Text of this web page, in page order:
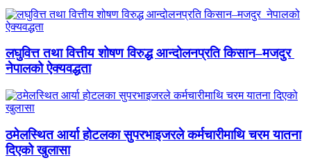
लघुवित्त तथा वित्तीय शोषण विरुद्ध आन्दोलनप्रति किसान–मजदुर
नेपालको ऐक्यवद्धता
ठमेलस्थित आर्या होटलका सुपरभाइजरले कर्मचारीमाथि चरम यातना
दिएको खुलासा